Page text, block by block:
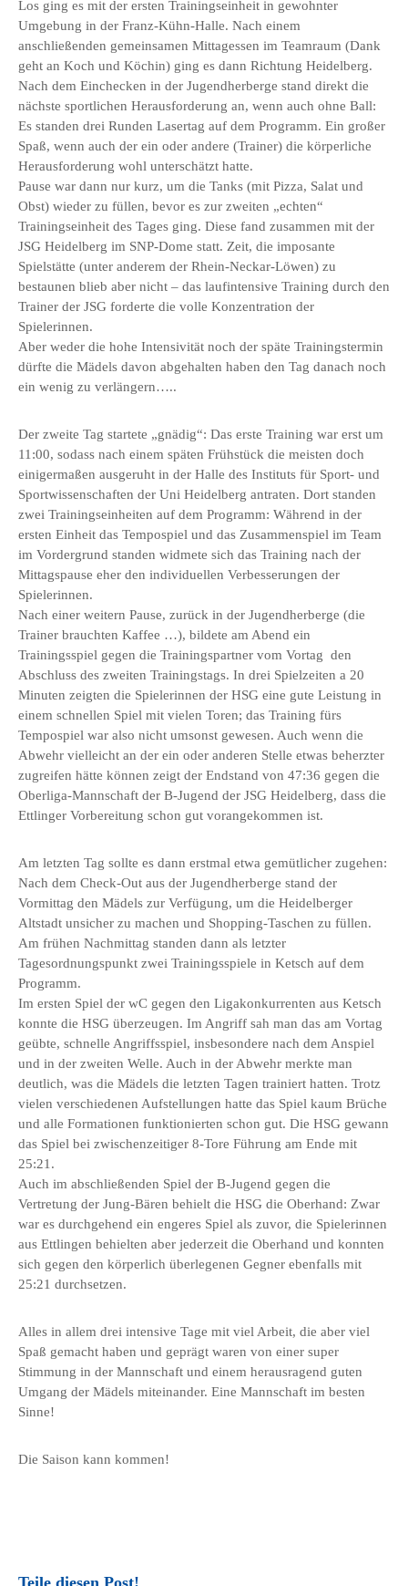
Los ging es mit der ersten Trainingseinheit in gewohnter
Umgebung in der Franz-Kühn-Halle. Nach einem
anschließenden gemeinsamen Mittagessen im Teamraum (Dank
geht an Koch und Köchin) ging es dann Richtung Heidelberg.
Nach dem Einchecken in der Jugendherberge stand direkt die
nächste sportlichen Herausforderung an, wenn auch ohne Ball:
Es standen drei Runden Lasertag auf dem Programm. Ein großer
Spaß, wenn auch der ein oder andere (Trainer) die körperliche
Herausforderung wohl unterschätzt hatte.
Pause war dann nur kurz, um die Tanks (mit Pizza, Salat und
Obst) wieder zu füllen, bevor es zur zweiten „echten“
Trainingseinheit des Tages ging. Diese fand zusammen mit der
JSG Heidelberg im SNP-Dome statt. Zeit, die imposante
Spielstätte (unter anderem der Rhein-Neckar-Löwen) zu
bestaunen blieb aber nicht – das laufintensive Training durch den
Trainer der JSG forderte die volle Konzentration der
Spielerinnen.
Aber weder die hohe Intensivität noch der späte Trainingstermin
dürfte die Mädels davon abgehalten haben den Tag danach noch
ein wenig zu verlängern…..
Der zweite Tag startete „gnädig“: Das erste Training war erst um
11:00, sodass nach einem späten Frühstück die meisten doch
einigermaßen ausgeruht in der Halle des Instituts für Sport- und
Sportwissenschaften der Uni Heidelberg antraten. Dort standen
zwei Trainingseinheiten auf dem Programm: Während in der
ersten Einheit das Tempospiel und das Zusammenspiel im Team
im Vordergrund standen widmete sich das Training nach der
Mittagspause eher den individuellen Verbesserungen der
Spielerinnen.
Nach einer weitern Pause, zurück in der Jugendherberge (die
Trainer brauchten Kaffee …), bildete am Abend ein
Trainingsspiel gegen die Trainingspartner vom Vortag den
Abschluss des zweiten Trainingstags. In drei Spielzeiten a 20
Minuten zeigten die Spielerinnen der HSG eine gute Leistung in
einem schnellen Spiel mit vielen Toren; das Training fürs
Tempospiel war also nicht umsonst gewesen. Auch wenn die
Abwehr vielleicht an der ein oder anderen Stelle etwas beherzter
zugreifen hätte können zeigt der Endstand von 47:36 gegen die
Oberliga-Mannschaft der B-Jugend der JSG Heidelberg, dass die
Ettlinger Vorbereitung schon gut vorangekommen ist.
Am letzten Tag sollte es dann erstmal etwa gemütlicher zugehen:
Nach dem Check-Out aus der Jugendherberge stand der
Vormittag den Mädels zur Verfügung, um die Heidelberger
Altstadt unsicher zu machen und Shopping-Taschen zu füllen.
Am frühen Nachmittag standen dann als letzter
Tagesordnungspunkt zwei Trainingsspiele in Ketsch auf dem
Programm.
Im ersten Spiel der wC gegen den Ligakonkurrenten aus Ketsch
konnte die HSG überzeugen. Im Angriff sah man das am Vortag
geübte, schnelle Angriffsspiel, insbesondere nach dem Anspiel
und in der zweiten Welle. Auch in der Abwehr merkte man
deutlich, was die Mädels die letzten Tagen trainiert hatten. Trotz
vielen verschiedenen Aufstellungen hatte das Spiel kaum Brüche
und alle Formationen funktionierten schon gut. Die HSG gewann
das Spiel bei zwischenzeitiger 8-Tore Führung am Ende mit
25:21.
Auch im abschließenden Spiel der B-Jugend gegen die
Vertretung der Jung-Bären behielt die HSG die Oberhand: Zwar
war es durchgehend ein engeres Spiel als zuvor, die Spielerinnen
aus Ettlingen behielten aber jederzeit die Oberhand und konnten
sich gegen den körperlich überlegenen Gegner ebenfalls mit
25:21 durchsetzen.
Alles in allem drei intensive Tage mit viel Arbeit, die aber viel
Spaß gemacht haben und geprägt waren von einer super
Stimmung in der Mannschaft und einem herausragend guten
Umgang der Mädels miteinander. Eine Mannschaft im besten
Sinne!
Die Saison kann kommen!
Teile diesen Post!